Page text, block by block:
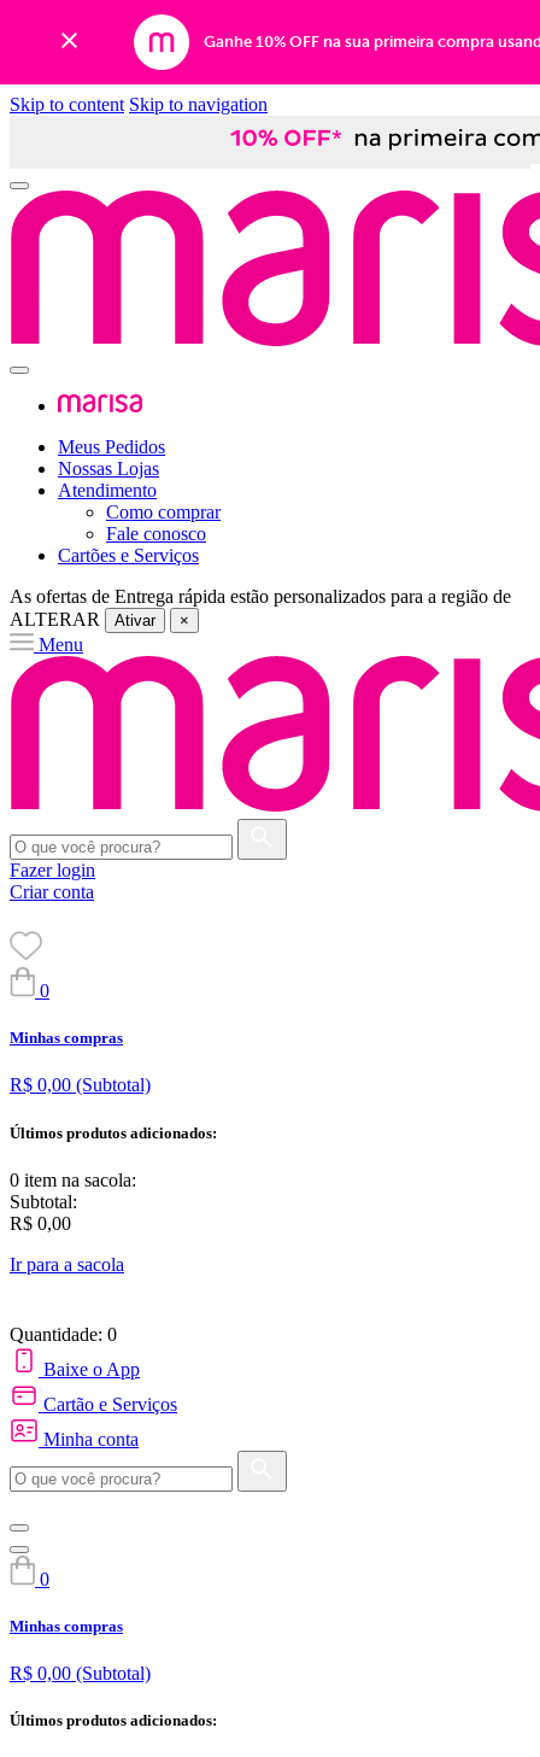
Ganhe 10% OFF na sua primeira compra
Skip to content Skip to navigation
Meus Pedidos
Nossas Lojas
Atendimento
Como comprar
Fale conosco
Cartões e Serviços
As ofertas de Entrega rápida estão personalizados para a região de
ALTERAR
Ativar ×
Menu
Fazer login
Criar conta
0
Minhas compras
R$ 0,00 (Subtotal)
Últimos produtos adicionados:
0 item na sacola:
Subtotal:
R$ 0,00
Ir para a sacola
Quantidade: 0
Baixe o App
Cartão e Serviços
Minha conta
0
Minhas compras
R$ 0,00 (Subtotal)
Últimos produtos adicionados: